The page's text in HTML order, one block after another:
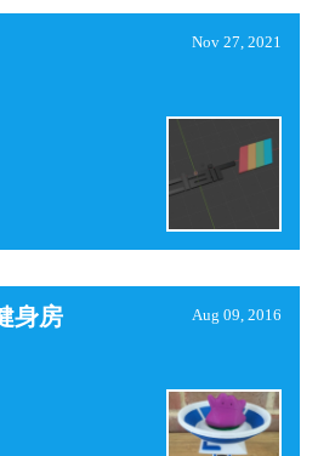
Nov 27, 2021
身房 Aug 09, 2016